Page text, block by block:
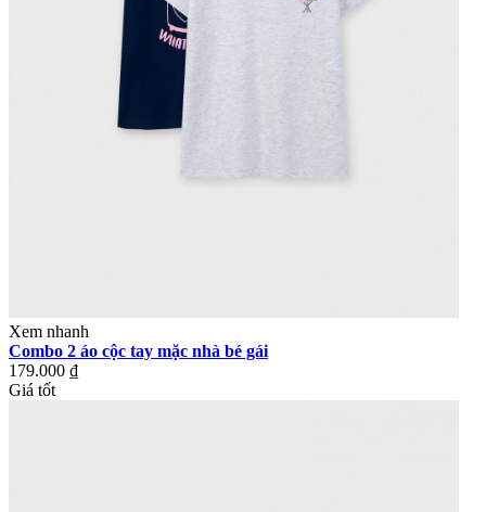
Xem nhanh
Combo 2 áo cộc tay mặc nhà bé gái
179.000 ₫
Giá tốt